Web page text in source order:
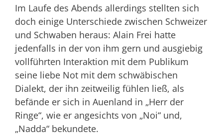
Im Laufe des Abends allerdings stellten sich
doch einige Unterschiede zwischen Schweizer
und Schwaben heraus: Alain Frei hatte
jedenfalls in der von ihm gern und ausgiebig
vollführten Interaktion mit dem Publikum
seine liebe Not mit dem schwäbischen
Dialekt, der ihn zeitweilig fühlen ließ, als
befände er sich in Auenland in „Herr der
Ringe“, wie er angesichts von „Noi“ und,
„Nadda“ bekundete.